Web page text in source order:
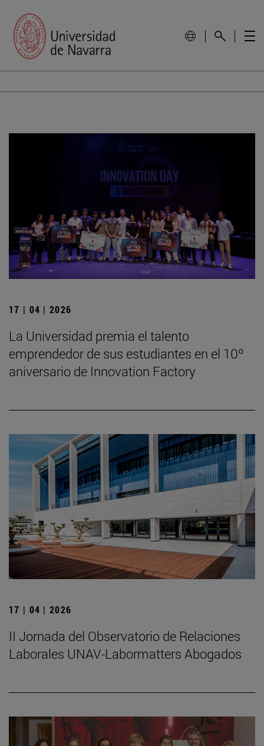
17 | 04 | 2026
La Universidad premia el talento
emprendedor de sus estudiantes en el 10º
aniversario de Innovation Factory
17 | 04 | 2026
II Jornada del Observatorio de Relaciones
Laborales UNAV-Labormatters Abogados